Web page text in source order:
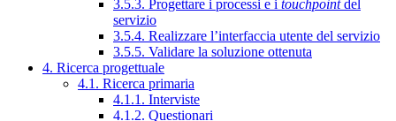
3.5.3. Progettare i processi e i touchpointdel
servizio
3.5.4. Realizzare l’interfaccia utente del servizio
3.5.5. Validare la soluzione ottenuta
4. Ricerca progettuale
4.1. Ricerca primaria
4.1.1. Interviste
4.1.2. Questionari